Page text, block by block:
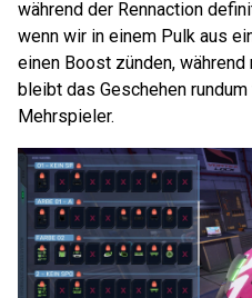
während der Rennaction
wenn wir in einem Pulk aus
einen Boost zünden,
bleibt das Geschehen
Mehrspieler.